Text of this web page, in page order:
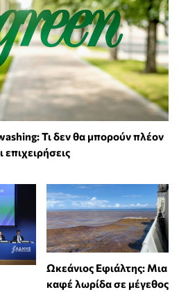
Τι δεν θα μπορούν πλέον
επιχειρήσεις
Ωκεάνιος Εφιάλτης: Μια
καφέ λωρίδα σε μέγεθος